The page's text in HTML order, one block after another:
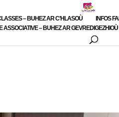
– BUHEZ AR C’HLASOÙ INFOS
ASSOCIATIVE – BUHEZ AR GEVREDIGEZHIOÙ